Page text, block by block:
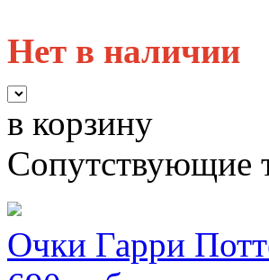
Нет в наличии
в корзину
Сопутствующие
Очки Гарри